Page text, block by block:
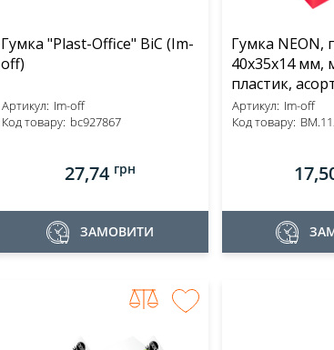
Гумка "Plast-Office" BiC (Im-
off)
Артикул: Im-off
Код товару: bc927867
27,74 грн
ЗАМОВИТИ
Гумка NEON,
40x35x14 мм,
пластик,
BUROMAX
Артикул: Im-off
Код товару: